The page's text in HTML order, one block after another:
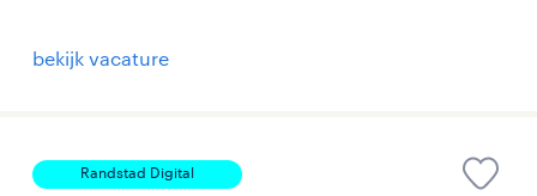
bekijk vacature
Randstad Digital